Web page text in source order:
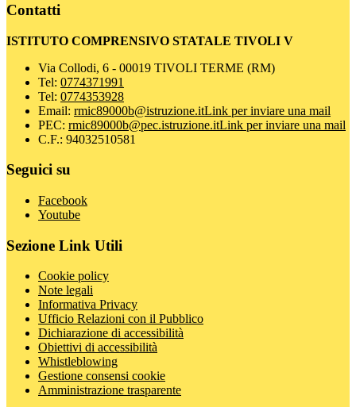
Contatti
ISTITUTO COMPRENSIVO STATALE TIVOLI V
Via Collodi, 6 - 00019 TIVOLI TERME (RM)
Tel: 0774371991
Tel: 0774353928
Email: rmic89000b@istruzione.itLink per inviare una mail
PEC: rmic89000b@pec.istruzione.itLink per inviare una mail
C.F.: 94032510581
Seguici su
Facebook
Youtube
Sezione Link Utili
Cookie policy
Note legali
Informativa Privacy
Ufficio Relazioni con il Pubblico
Dichiarazione di accessibilità
Obiettivi di accessibilità
Whistleblowing
Gestione consensi cookie
Amministrazione trasparente